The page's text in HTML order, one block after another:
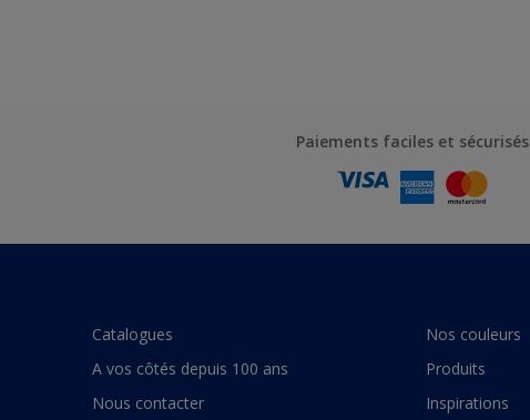
Paiements faciles et sécurisés
Catalogues
A vos côtés depuis 100 ans
Nous contacter
Nos couleurs
Produits
Inspirations